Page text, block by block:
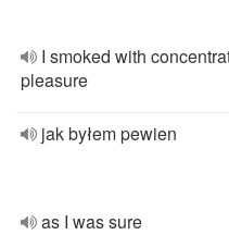
I smoked with
pleasure
jak byłem pewien
as I was sure